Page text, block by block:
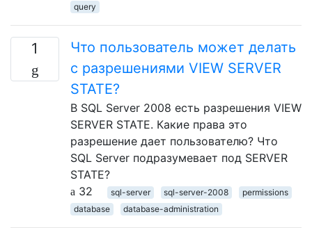
query
1
Что пользователь может делать
с разрешениями VIEW SERVER
STATE?
В SQL Server 2008 есть разрешения VIEW
SERVER STATE. Какие права это
разрешение дает пользователю? Что
SQL Server подразумевает под SERVER
STATE?
32
sql-server sql-server-2008
permissions
database
database-administration